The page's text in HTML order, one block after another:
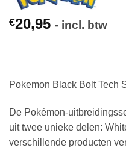
€20,95 - incl. btw
Pokemon Black Bolt Tech
De Pokémon-
uit twee unieke delen:
verschillende producten